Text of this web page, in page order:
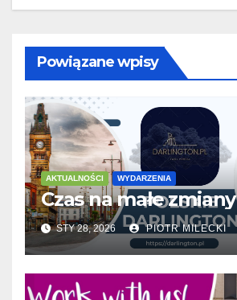
Powiązane wpisy
AKTUALNOŚCI WYDARZENIA
Czas na małe zmiany
STY 28, 2026 PIOTR MILECKI